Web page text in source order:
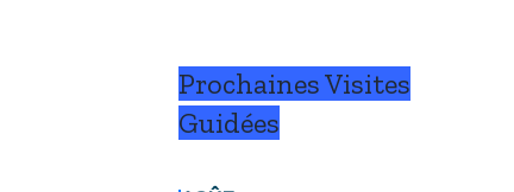
Prochaines Visites
Guidées